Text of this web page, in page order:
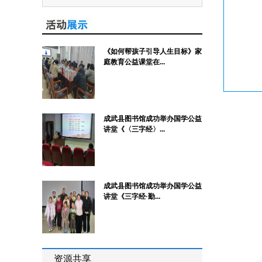
《如何帮孩子引导人生目标》家
庭教育公益课堂在...
成武县图书馆成功举办国学公益
讲堂《〈三字经〉...
成武县图书馆成功举办国学公益
讲堂《三字经·勤...
资源共享